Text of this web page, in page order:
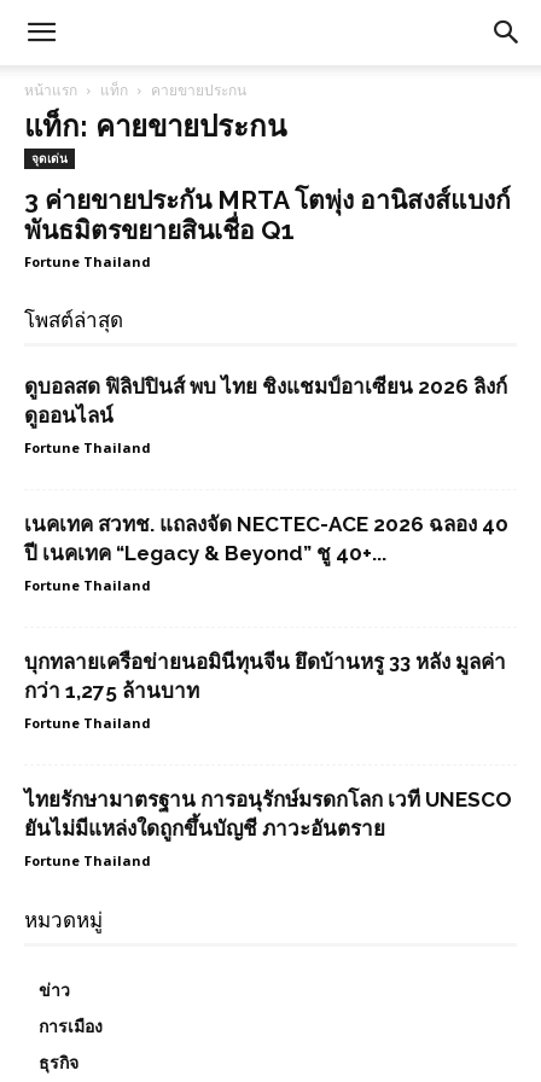
หน้าแรก แท็ก คายขายประกน
แท็ก: คายขายประกน
จุดเด่น
3 ค่ายขายประกัน MRTA โตพุ่ง อานิสงส์แบงก์
พันธมิตรขยายสินเชื่อ Q1
Fortune Thailand
โพสต์ล่าสุด
ดูบอลสด ฟิลิปปินส์ พบ ไทย ชิงแชมป์อาเซียน 2026 ลิงก์
ดูออนไลน์
Fortune Thailand
เนคเทค สวทช. แถลงจัด NECTEC-ACE 2026 ฉลอง 40
ปี เนคเทค “Legacy & Beyond” ชู 40+...
Fortune Thailand
บุกทลายเครือข่ายนอมินีทุนจีน ยึดบ้านหรู 33 หลัง มูลค่า
กว่า 1,275 ล้านบาท
Fortune Thailand
ไทยรักษามาตรฐาน การอนุรักษ์มรดกโลก เวที UNESCO
ยันไม่มีแหล่งใดถูกขึ้นบัญชี ภาวะอันตราย
Fortune Thailand
หมวดหมู่
ข่าว
การเมือง
ธุรกิจ